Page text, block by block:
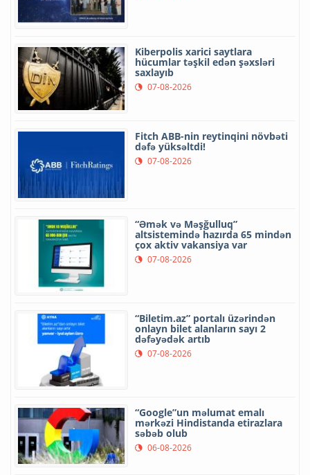
Kiberpolis xarici saytlara
hücumlar təşkil edən şəxsləri
saxlayıb
07-08-2026
Fitch ABB-nin reytinqini növbəti
dəfə yüksəltdi!
07-08-2026
“Əmək və Məşğulluq”
altsistemində hazırda 65 mindən
çox aktiv vakansiya var
07-08-2026
“Biletim.az” portalı üzərindən
onlayn bilet alanların sayı 2
dəfəyədək artıb
07-08-2026
“Google”un məlumat emalı
mərkəzi Hindistanda etirazlara
səbəb olub
06-08-2026